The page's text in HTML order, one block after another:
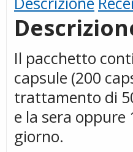
Il pacchetto
capsule (200
trattamento di
e la sera oppure
giorno.